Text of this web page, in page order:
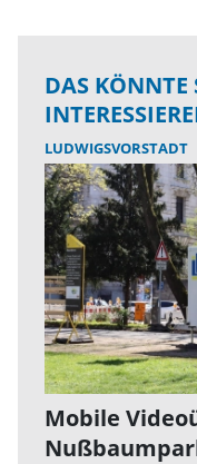
DAS KÖNNTE
LUDWIGSVORSTADT
Mobile